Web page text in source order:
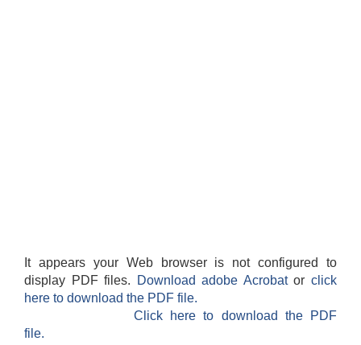
It appears your Web browser is not configured to
display PDF files.
Download adobe Acrobatorclick
here to download the PDF file.
Click here to download the PDF
file.